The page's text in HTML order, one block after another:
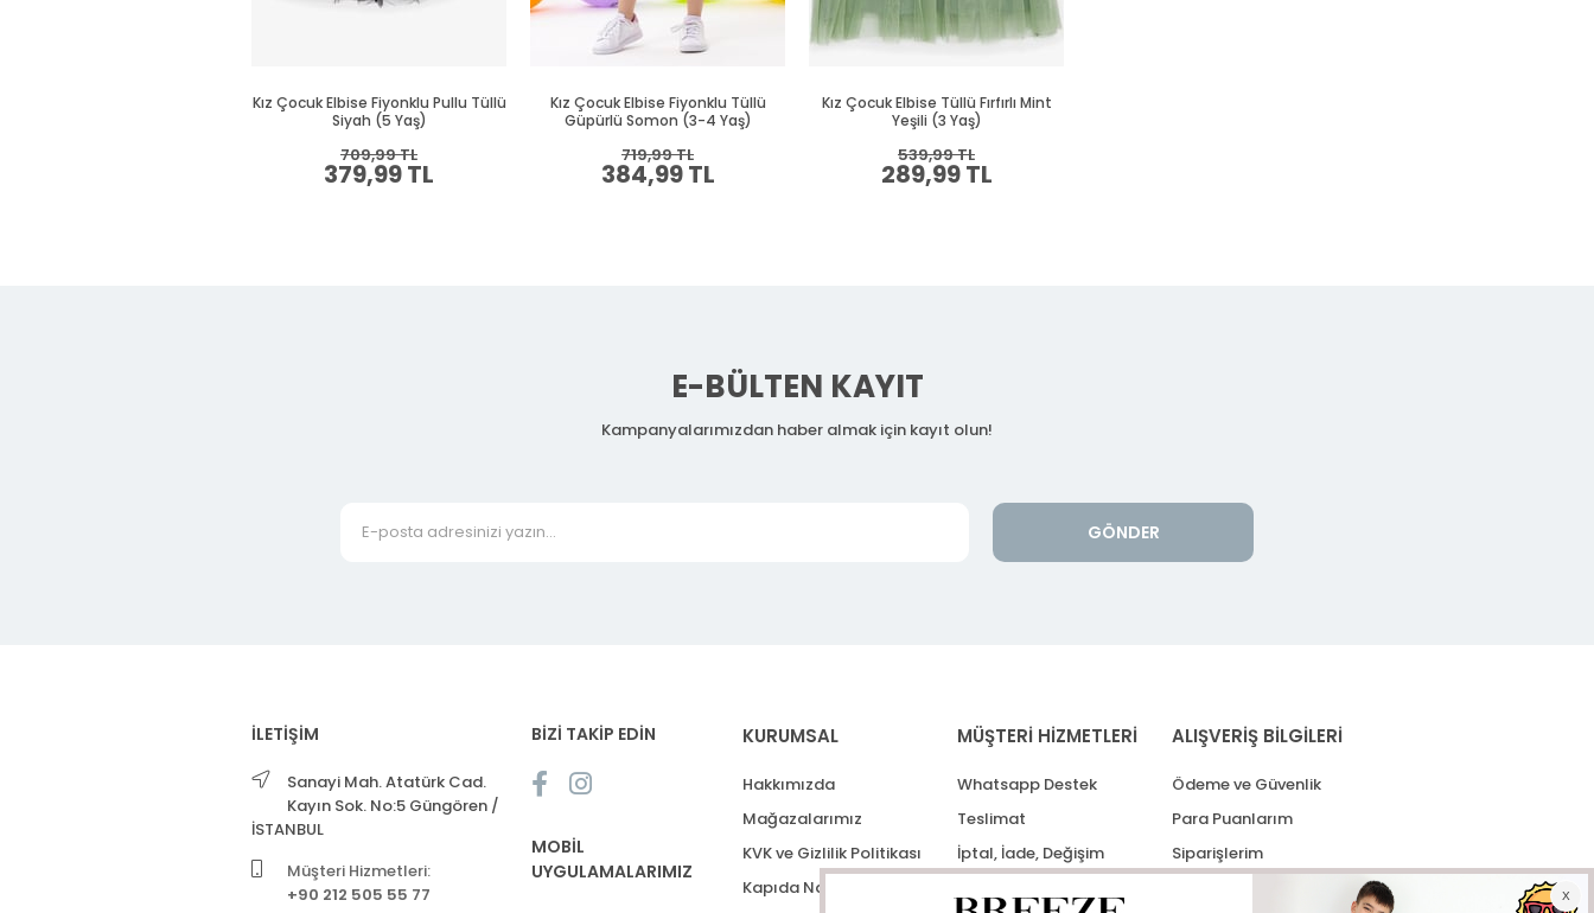
Kız Çocuk Elbise Fiyonklu Pullu Tüllü
Siyah (5 Yaş)
379,99 TL
709,99 TL
Kız Çocuk Elbise Fiyonklu Tüllü
Güpürlü Somon (3-4 Yaş)
384,99 TL
719,99 TL
Kız Çocuk Elbise Tüllü Fırfırlı Mint
Yeşili (3 Yaş)
289,99 TL
539,99 TL
E-BÜLTEN KAYIT
Kampanyalarımızdan haber almak için kayıt olun!
GÖNDER
İLETİŞİM
Sanayi Mah. Atatürk Cad.
Kayın Sok. No:5 Güngören /
İSTANBUL
Müşteri Hizmetleri:
+90 212 505 55 77
BİZİ TAKİP EDİN
MOBİL
UYGULAMALARIMIZ
KURUMSAL
Hakkımızda
Mağazalarımız
KVK ve Gizlilik Politikası
Kapıda Nakit Ödeme
MÜŞTERİ HİZMETLERİ
Whatsapp Destek
Teslimat
İptal, İade, Değişim
ALIŞVERİŞ BİLGİLERİ
Ödeme ve Güvenlik
Para Puanlarım
Siparişlerim